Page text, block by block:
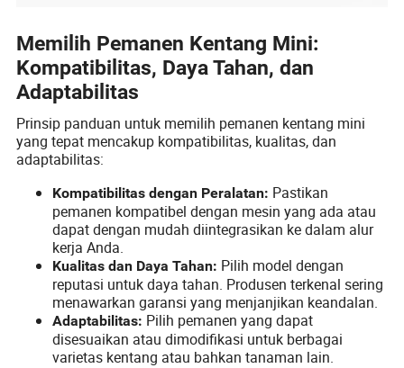
Memilih Pemanen Kentang Mini:
Kompatibilitas, Daya Tahan, dan
Adaptabilitas
Prinsip panduan untuk memilih pemanen kentang mini
yang tepat mencakup kompatibilitas, kualitas, dan
adaptabilitas:
Kompatibilitas dengan Peralatan: Pastikan
pemanen kompatibel dengan mesin yang ada atau
dapat dengan mudah diintegrasikan ke dalam alur
kerja Anda.
Kualitas dan Daya Tahan: Pilih model dengan
reputasi untuk daya tahan. Produsen terkenal sering
menawarkan garansi yang menjanjikan keandalan.
Adaptabilitas: Pilih pemanen yang dapat
disesuaikan atau dimodifikasi untuk berbagai
varietas kentang atau bahkan tanaman lain.